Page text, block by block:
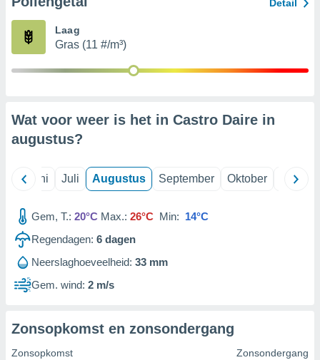
partners
Detail
Laag
Gras (11 #/m³)
Wat voor weer is het in Castro Daire in
augustus?
Juni Juli Augustus September Oktober
Gem, T.: 20°C Max.: 26°C Min: 14°C
Regendagen: 6 dagen
Neerslaghoeveelheid: 33 mm
Gem. wind: 2 m/s
Zonsopkomst en zonsondergang
Zonsopkomst Zonsondergang